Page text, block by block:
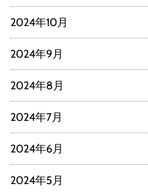
2024年10月
2024年9月
2024年8月
2024年7月
2024年6月
2024年5月